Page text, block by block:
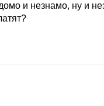
и незнамо, ну и